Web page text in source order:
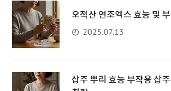
오적산 연조엑스 효능 및
2025.07.13
삽주 뿌리 효능 부작용 삽